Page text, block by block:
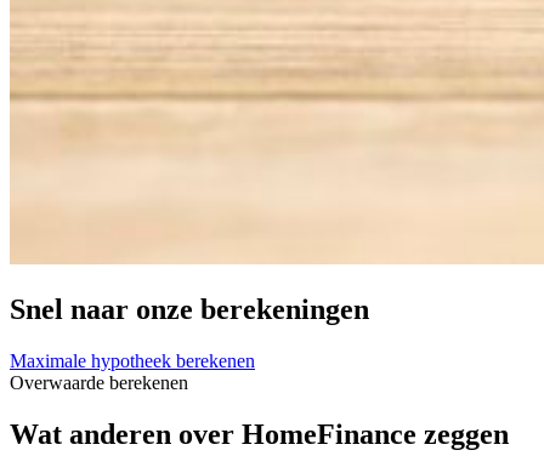
Snel naar onze berekeningen
Maximale hypotheek berekenen
Overwaarde berekenen
Wat anderen over HomeFinance zeggen